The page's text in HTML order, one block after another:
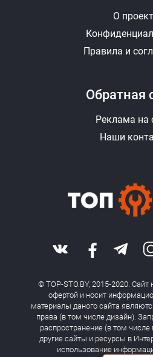
О
Правила и
Обратная
Реклама на
Наши
© TOP-STO.BY, 2015-2020. Сайт
офертой и носит
материалы даного сайта
права (в том числе дизайн).
распространение (в том числе
другие сайты и ресурсы в
использование